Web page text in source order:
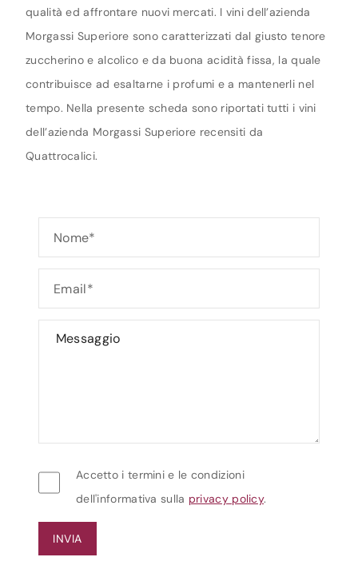
qualità ed affrontare nuovi mercati. I vini dell’azienda
Morgassi Superiore sono caratterizzati dal giusto tenore
zuccherino e alcolico e da buona acidità fissa, la quale
contribuisce ad esaltarne i profumi e a mantenerli nel
tempo. Nella presente scheda sono riportati tutti i vini
dell’azienda Morgassi Superiore recensiti da
Quattrocalici.
Accetto i termini e le condizioni
dell'informativa sulla privacy policy.